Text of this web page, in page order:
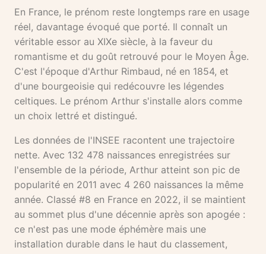
En France, le prénom reste longtemps rare en usage
réel, davantage évoqué que porté. Il connaît un
véritable essor au XIXe siècle, à la faveur du
romantisme et du goût retrouvé pour le Moyen Âge.
C'est l'époque d'Arthur Rimbaud, né en 1854, et
d'une bourgeoisie qui redécouvre les légendes
celtiques. Le prénom Arthur s'installe alors comme
un choix lettré et distingué.
Les données de l'INSEE racontent une trajectoire
nette. Avec 132 478 naissances enregistrées sur
l'ensemble de la période, Arthur atteint son pic de
popularité en 2011 avec 4 260 naissances la même
année. Classé #8 en France en 2022, il se maintient
au sommet plus d'une décennie après son apogée :
ce n'est pas une mode éphémère mais une
installation durable dans le haut du classement,